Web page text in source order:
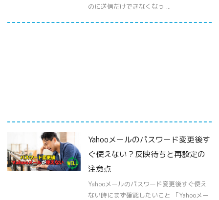
のに送信だけできなくなっ ...
Yahooメールのパスワード変更後す
ぐ使えない？反映待ちと再設定の
注意点
Yahooメールのパスワード変更後すぐ使え
ない時にまず確認したいこと 「Yahooメー